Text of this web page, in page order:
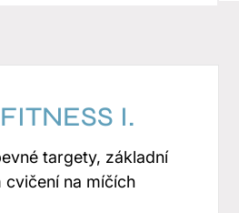
I.
targety, základní
cvičení na míčích